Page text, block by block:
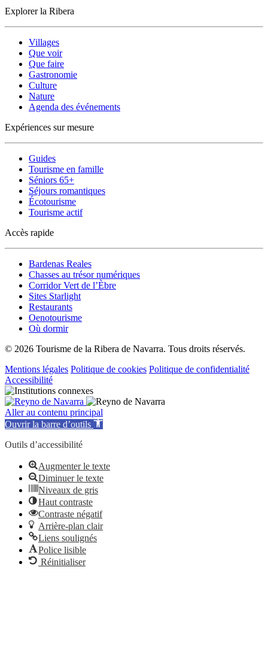
Explorer la Ribera
Villages
Que voir
Que faire
Gastronomie
Culture
Nature
Agenda des événements
Expériences sur mesure
Guides
Tourisme en famille
Séniors 65+
Séjours romantiques
Écotourisme
Tourisme actif
Accès rapide
Bardenas Reales
Chasses au trésor numériques
Corridor Vert de l’Èbre
Sites Starlight
Restaurants
Oenotourisme
Où dormir
© 2026 Tourisme de la Ribera de Navarra. Tous droits réservés.
Mentions légales Politique de cookies Politique de confidentialité
Accessibilité
Aller au contenu principal
Ouvrir la barre d’outils
Outils d’accessibilité
Augmenter le texte
Diminuer le texte
Niveaux de gris
Haut contraste
Contraste négatif
Arrière-plan clair
Liens soulignés
Police lisible
Réinitialiser